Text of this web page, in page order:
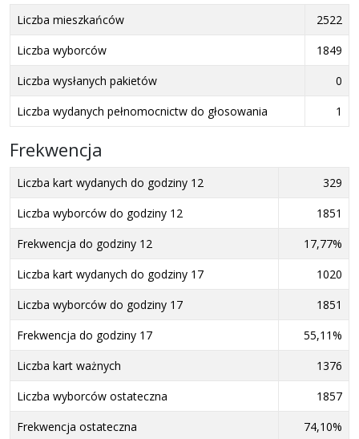
Liczba mieszkańców
2522
Liczba wyborców
1849
Liczba wysłanych pakietów
0
Liczba wydanych pełnomocnictw do głosowania
1
Frekwencja
Liczba kart wydanych do godziny 12
329
Liczba wyborców do godziny 12
1851
Frekwencja do godziny 12
17,77%
Liczba kart wydanych do godziny 17
1020
Liczba wyborców do godziny 17
1851
Frekwencja do godziny 17
55,11%
Liczba kart ważnych
1376
Liczba wyborców ostateczna
1857
Frekwencja ostateczna
74,10%